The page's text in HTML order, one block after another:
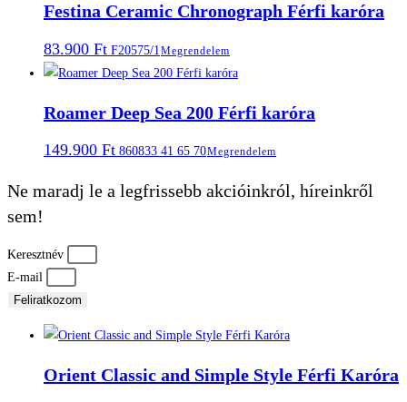
Festina Ceramic Chronograph Férfi karóra
83.900 Ft F20575/1 Megrendelem
Roamer Deep Sea 200 Férfi karóra
149.900 Ft 860833 41 65 70Megrendelem
Ne maradj le a legfrissebb akcióinkról, híreinkről
sem!
Keresztnév
E-mail
Feliratkozom
Orient Classic and Simple Style Férfi Karóra